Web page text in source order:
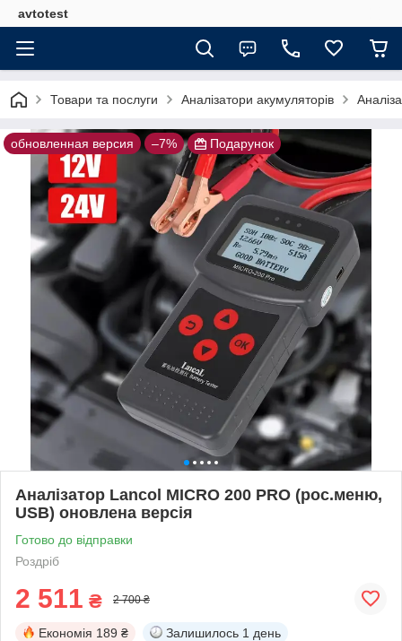
avtotest
Товари та послуги Аналізатори акумуляторів
обновленная версия –7% Подарунок
Аналізатор Lancol MICRO 200 PRO (рос.меню,
USB) оновлена версія
Готово до відправки
Роздріб
2 511 ₴ 2 700 ₴
Економія 189 ₴ Залишилось 1 день